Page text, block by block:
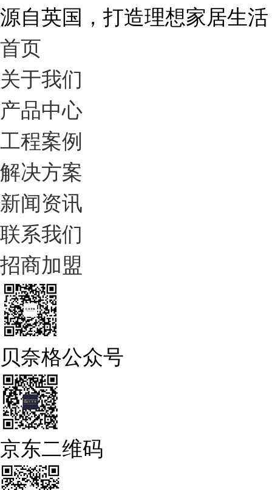
源自英国，打造理想家居生活
首页
关于我们
产品中心
工程案例
解决方案
新闻资讯
联系我们
招商加盟
贝奈格公众号
京东二维码